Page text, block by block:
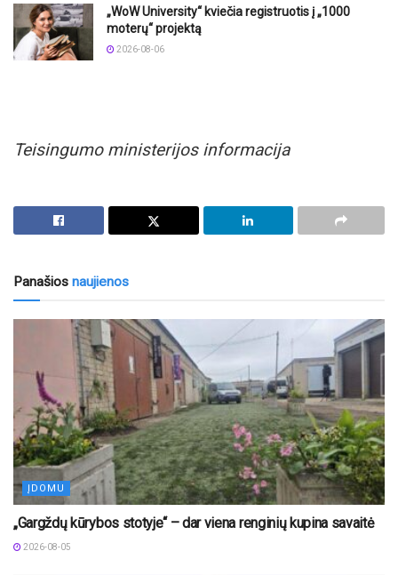
„WoW University“ kviečia registruotis į „1000
moterų“ projektą
2026-08-06
Teisingumo ministerijos informacija
Panašios naujienos
ĮDOMU
„Gargždų kūrybos stotyje“ – dar viena renginių kupina savaitė
2026-08-05